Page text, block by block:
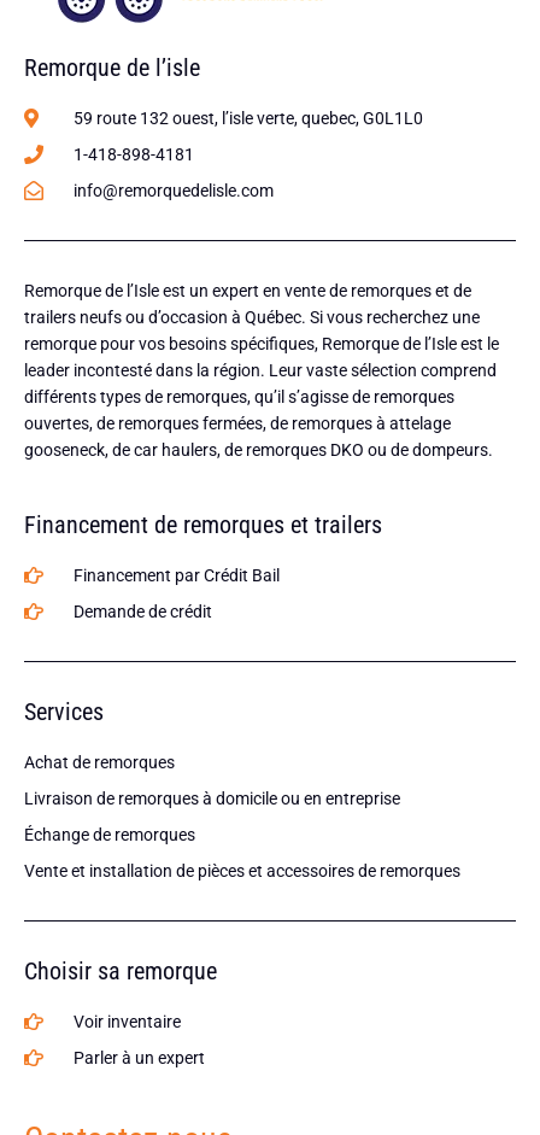
Remorque de l’isle
59 route 132 ouest, l’isle verte, quebec, G0L1L0
1-418-898-4181
info@remorquedelisle.com
Remorque de l’Isle est un expert en vente de remorques et de
trailers neufs ou d’occasion à Québec. Si vous recherchez une
remorque pour vos besoins spécifiques, Remorque de l’Isle est le
leader incontesté dans la région. Leur vaste sélection comprend
différents types de remorques, qu’il s’agisse de remorques
ouvertes, de remorques fermées, de remorques à attelage
gooseneck, de car haulers, de remorques DKO ou de dompeurs.
Financement de remorques et trailers
Financement par Crédit Bail
Demande de crédit
Services
Achat de remorques
Livraison de remorques à domicile ou en entreprise
Échange de remorques
Vente et installation de pièces et accessoires de remorques
Choisir sa remorque
Voir inventaire
Parler à un expert